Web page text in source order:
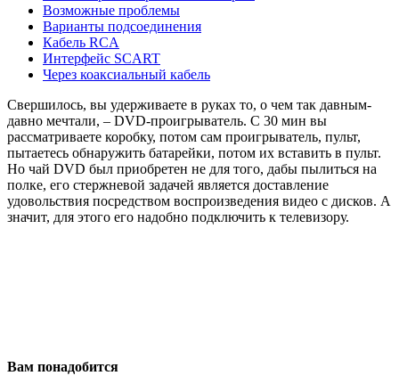
Возможные проблемы
Варианты подсоединения
Кабель RCA
Интерфейс SCART
Через коаксиальный кабель
Свершилось, вы удерживаете в руках то, о чем так давным-
давно мечтали, – DVD-проигрыватель. С 30 мин вы
рассматриваете коробку, потом сам проигрыватель, пульт,
пытаетесь обнаружить батарейки, потом их вставить в пульт.
Но чай DVD был приобретен не для того, дабы пылиться на
полке, его стержневой задачей является доставление
удовольствия посредством воспроизведения видео с дисков. А
значит, для этого его надобно подключить к телевизору.
Вам понадобится